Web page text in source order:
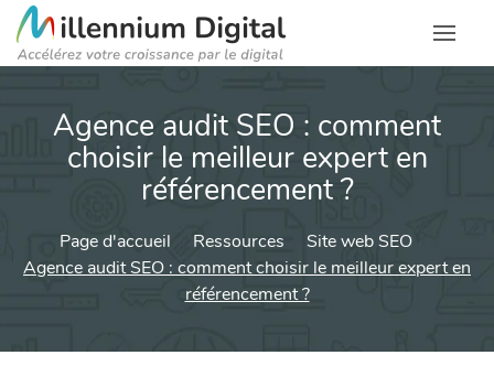
Agence audit SEO : comment
choisir le meilleur expert en
référencement ?
Page d'accueil Ressources
Site web SEO
Agence audit SEO : comment choisir le meilleur expert en
référencement ?